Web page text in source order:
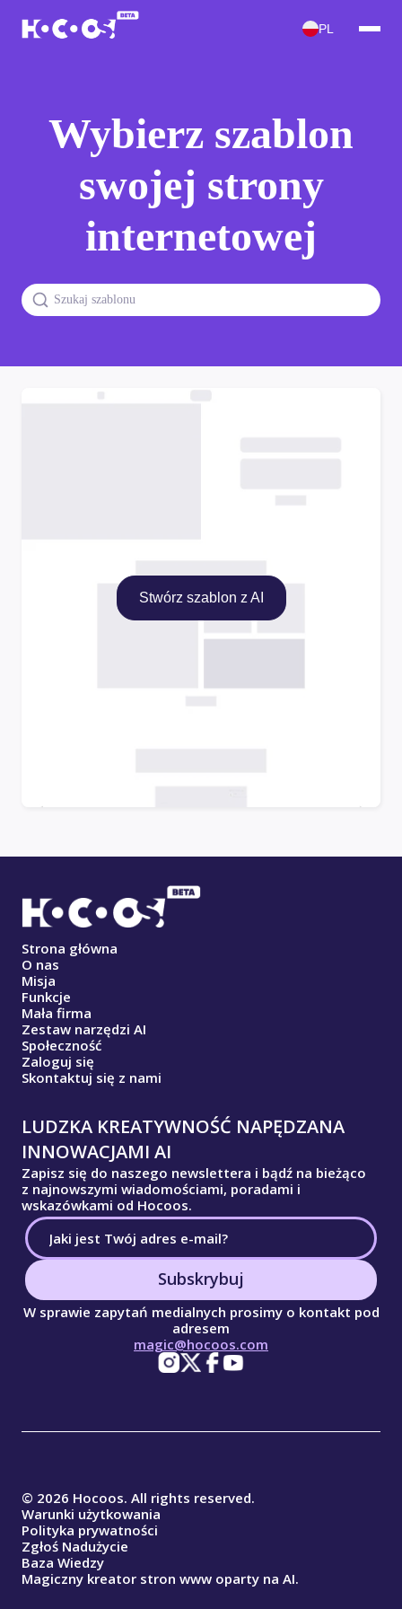
PL
Wybierz szablon
swojej strony
internetowej
Stwórz szablon z AI
Strona główna
O nas
Misja
Funkcje
Mała firma
Zestaw narzędzi AI
Społeczność
Zaloguj się
Skontaktuj się z nami
LUDZKA KREATYWNOŚĆ NAPĘDZANA
INNOWACJAMI AI
Zapisz się do naszego newslettera i bądź na bieżąco
z najnowszymi wiadomościami, poradami i
wskazówkami od Hocoos.
Subskrybuj
W sprawie zapytań medialnych prosimy o kontakt pod
adresem
magic@hocoos.com
© 2026 Hocoos. All rights reserved.
Warunki użytkowania
Polityka prywatności
Zgłoś Nadużycie
Baza Wiedzy
Magiczny kreator stron www oparty na AI.